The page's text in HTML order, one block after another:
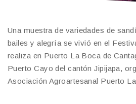
Una muestra de variedades de
bailes y alegría se vivió en el
realiza en Puerto La Boca de
Puerto Cayo del cantón Jipijapa,
Asociación Agroartesanal Puerto